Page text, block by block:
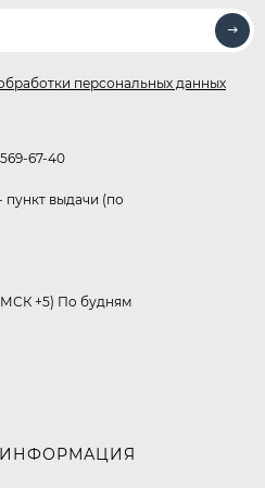
персональных данных
67-40
пункт выдачи (по
+5) По будням
ИНФОРМАЦИЯ